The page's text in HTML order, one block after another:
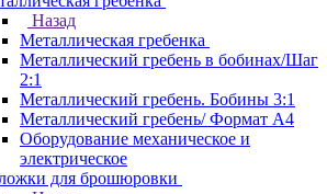
Назад
Металлическая гребенка
Металлический гребень в бобинах/Шаг
2:1
Металлический гребень. Бобины 3:1
Металлический гребень/ Формат А4
Оборудование механическое и
электрическое
для брошюровки